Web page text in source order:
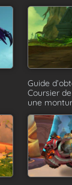
Guide
Coursier
une